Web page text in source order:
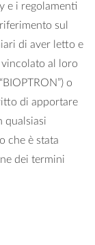
e i regolamenti
sul
di aver letto e
al loro
o
di apportare
qualsiasi
che è stata
dei termini